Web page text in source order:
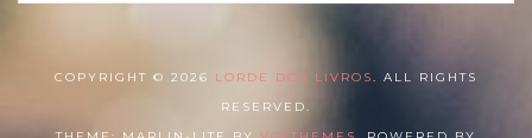
COPYRIGHT © 2026 LORDE DOS LIVROS. ALL RIGHTS
RESERVED.